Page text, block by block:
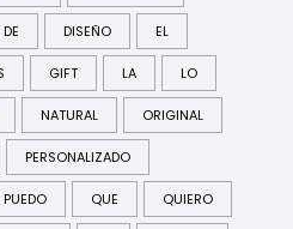
DE DISEÑO EL
GIFT LA LO
NATURAL ORIGINAL
PERSONALIZADO
PUEDO QUE QUIERO